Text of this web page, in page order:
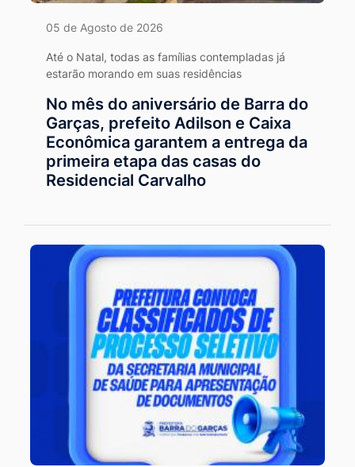
05 de Agosto de 2026
Até o Natal, todas as famílias contempladas já
estarão morando em suas residências
No mês do aniversário de Barra do
Garças, prefeito Adilson e Caixa
Econômica garantem a entrega da
primeira etapa das casas do
Residencial Carvalho